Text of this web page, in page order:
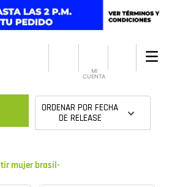
MI
CUENTA
ORDENAR POR FECHA
DE RELEASE
mujer brasil-